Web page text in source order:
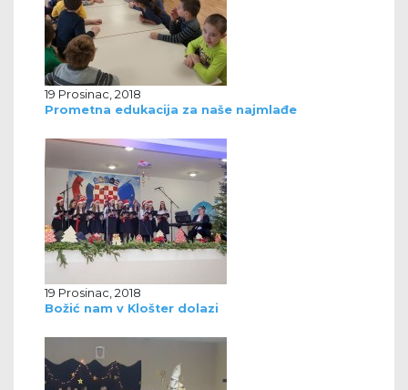
19 Prosinac, 2018
Prometna edukacija za naše najmlađe
19 Prosinac, 2018
Božić nam v Klošter dolazi